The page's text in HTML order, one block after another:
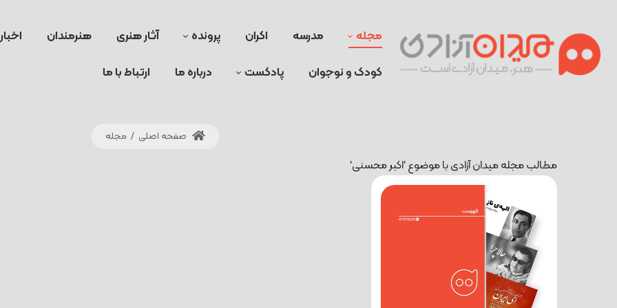
مجله مدرسه اکران پرونده آثار هنری هنرمندان
کودک و نوجوان پادکست درباره ما ارتباط با ما
صفحه اصلی / مجله
مطالب مجله میدان آزادی با موضوع 'اکبر محسنی'